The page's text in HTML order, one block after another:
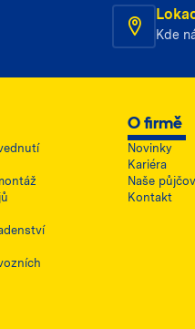
Kde
O firmě
Novinky
Kariéra
Naše
Kontakt